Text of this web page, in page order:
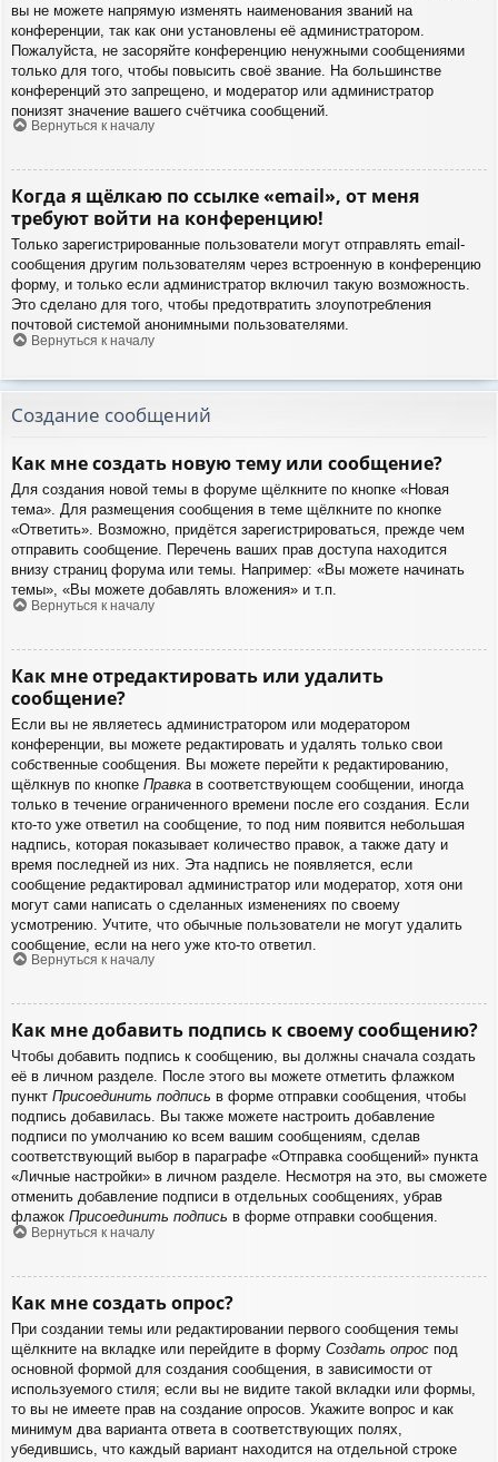
вы не можете напрямую изменять наименования званий на
конференции, так как они установлены её администратором.
Пожалуйста, не засоряйте конференцию ненужными сообщениями
только для того, чтобы повысить своё звание. На большинстве
конференций это запрещено, и модератор или администратор
понизят значение вашего счётчика сообщений.
Вернуться к началу
Когда я щёлкаю по ссылке «email», от меня
требуют войти на конференцию!
Только зарегистрированные пользователи могут отправлять email-
сообщения другим пользователям через встроенную в конференцию
форму, и только если администратор включил такую возможность.
Это сделано для того, чтобы предотвратить злоупотребления
почтовой системой анонимными пользователями.
Вернуться к началу
Создание сообщений
Как мне создать новую тему или сообщение?
Для создания новой темы в форуме щёлкните по кнопке «Новая
тема». Для размещения сообщения в теме щёлкните по кнопке
«Ответить». Возможно, придётся зарегистрироваться, прежде чем
отправить сообщение. Перечень ваших прав доступа находится
внизу страниц форума или темы. Например: «Вы можете начинать
темы», «Вы можете добавлять вложения» и т.п.
Вернуться к началу
Как мне отредактировать или удалить
сообщение?
Если вы не являетесь администратором или модератором
конференции, вы можете редактировать и удалять только свои
собственные сообщения. Вы можете перейти к редактированию,
щёлкнув по кнопке Правка в соответствующем сообщении, иногда
только в течение ограниченного времени после его создания. Если
кто-то уже ответил на сообщение, то под ним появится небольшая
надпись, которая показывает количество правок, а также дату и
время последней из них. Эта надпись не появляется, если
сообщение редактировал администратор или модератор, хотя они
могут сами написать о сделанных изменениях по своему
усмотрению. Учтите, что обычные пользователи не могут удалить
сообщение, если на него уже кто-то ответил.
Вернуться к началу
Как мне добавить подпись к своему сообщению?
Чтобы добавить подпись к сообщению, вы должны сначала создать
её в личном разделе. После этого вы можете отметить флажком
пункт Присоединить подпись в форме отправки сообщения, чтобы
подпись добавилась. Вы также можете настроить добавление
подписи по умолчанию ко всем вашим сообщениям, сделав
соответствующий выбор в параграфе «Отправка сообщений» пункта
«Личные настройки» в личном разделе. Несмотря на это, вы сможете
отменить добавление подписи в отдельных сообщениях, убрав
флажок Присоединить подпись в форме отправки сообщения.
Вернуться к началу
Как мне создать опрос?
При создании темы или редактировании первого сообщения темы
щёлкните на вкладке или перейдите в форму Создать опрос под
основной формой для создания сообщения, в зависимости от
используемого стиля; если вы не видите такой вкладки или формы,
то вы не имеете прав на создание опросов. Укажите вопрос и как
минимум два варианта ответа в соответствующих полях,
убедившись, что каждый вариант находится на отдельной строке